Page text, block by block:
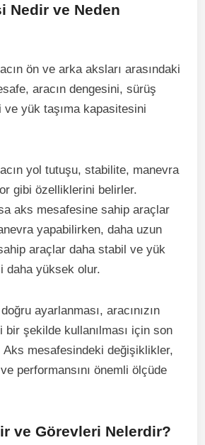
Nedir ve Neden
ön ve arka aksları arasındaki
aracın dengesini, sürüş
yük taşıma kapasitesini
yol tutuşu, stabilite, manevra
gibi özelliklerini belirler.
aks mesafesine sahip araçlar
yapabilirken, daha uzun
araçlar daha stabil ve yük
daha yüksek olur.
ayarlanması, aracınızın
şekilde kullanılması için son
Aks mesafesindeki değişiklikler,
performansını önemli ölçüde
ve Görevleri Nelerdir?